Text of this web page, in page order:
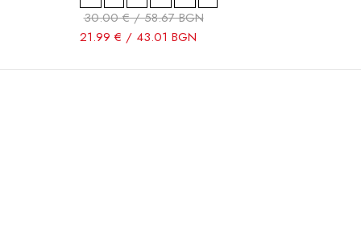
30.00 € / 58.67 BGN
21.99 € / 43.01 BGN